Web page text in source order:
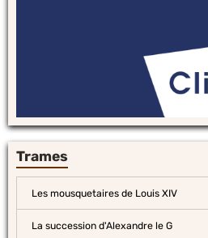
Trames
Les mousquetaires de Louis XIV
La succession d'Alexandre le G